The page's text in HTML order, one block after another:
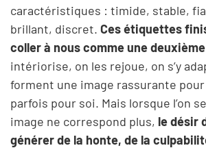
caractéristiques : timide, stable,
brillant, discret. Ces étiquettes
coller à nous comme une
intériorise, on les rejoue, on s’y
forment une image rassurante
parfois pour soi. Mais lorsque l’on
image ne correspond plus, le désir
générer de la honte, de la